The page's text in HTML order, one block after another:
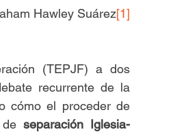
Hawley Suárez[1]
(TEPJF) a dos
recurrente de la
cómo el proceder de
de separación Iglesia-